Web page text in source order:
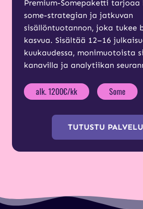
Premium-Somepaketti tarjoaa
some-strategian ja jatkuvan
sisällöntuotannon, joka tukee
kasvua. Sisältää 12–16
kuukaudessa, monimuotoista
kanavilla ja analytiikan
alk. 1200€/kk Some
TUTUSTU